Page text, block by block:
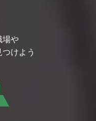
場所（テレワ
（変更の範
場や
けよう